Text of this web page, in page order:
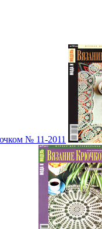
№ 11-2011